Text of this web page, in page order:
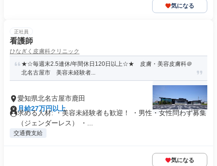
気になる
正社員
看護師
ひなぎく皮膚科クリニック
★☆毎週末2.5連休/年間休日120日以上☆★ 皮膚・美容皮膚科＠
北名古屋市 美容未経験者...
愛知県北名古屋市鹿田
月給27万円以上
求める人材: ・美容未経験者も歓迎！ ・男性・女性問わず募集
（ジェンダーレス） ・...
交通費支給
気になる